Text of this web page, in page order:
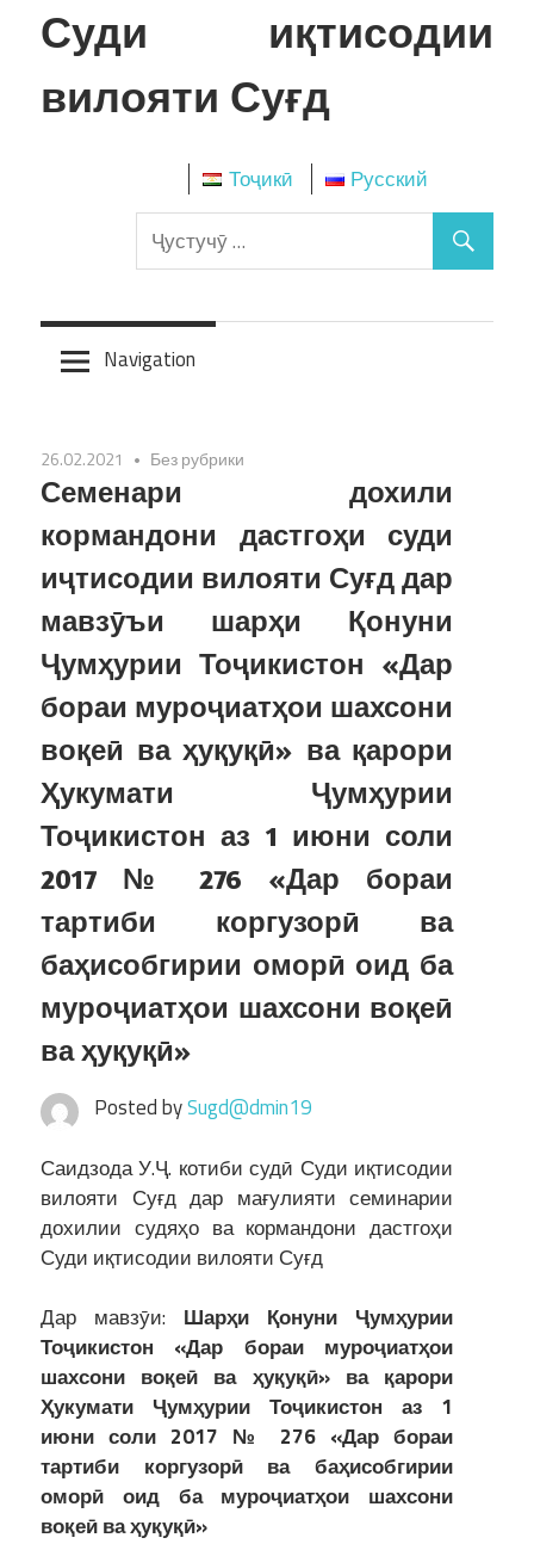
Skip
to
Суди иқтисодии
вилояти Суғд
Тоҷикӣ Русский
Navigation
26.02.2021 Без рубрики
Семенари дохили
кормандони дастгоҳи суди
иҷтисодии вилояти Суғд дар
мавзӯъи шарҳи Қонуни
Ҷумҳурии Тоҷикистон «Дар
бораи муроҷиатҳои шахсони
воқеӣ ва ҳуқуқӣ» ва қарори
Ҳукумати Ҷумҳурии
Тоҷикистон аз 1 июни соли
2017 № 276 «Дар бораи
тартиби коргузорӣ ва
баҳисобгирии оморӣ оид ба
муроҷиатҳои шахсони воқеӣ
ва ҳуқуқӣ»
Posted bySugd@dmin19
Саидзода У.Ҷ. котиби судӣ Суди иқтисодии
вилояти Суғд дар мағулияти семинарии
дохилии судяҳо ва кормандони дастгоҳи
Суди иқтисодии вилояти Суғд
Дар мавзӯи: Шарҳи Қонуни Ҷумҳурии
Тоҷикистон «Дар бораи муроҷиатҳои
шахсони воқеӣ ва ҳуқуқӣ» ва қарори
Ҳукумати Ҷумҳурии Тоҷикистон аз 1
июни соли 2017 № 276 «Дар бораи
тартиби коргузорӣ ва баҳисобгирии
оморӣ оид ба муроҷиатҳои шахсони
воқеӣ ва ҳуқуқӣ»